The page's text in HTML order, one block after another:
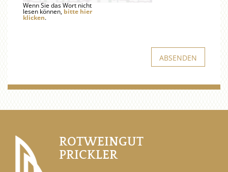
Wenn Sie das Wort nicht
lesen können, bitte hier
klicken.
ROTWEINGUT
PRICKLER